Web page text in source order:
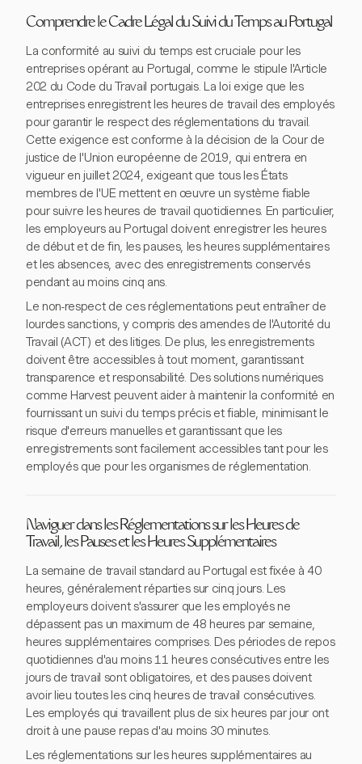
Comprendre le Cadre Légal du Suivi du Temps au Portugal
La conformité au suivi du temps est cruciale pour les
entreprises opérant au Portugal, comme le stipule l'Article
202 du Code du Travail portugais. La loi exige que les
entreprises enregistrent les heures de travail des employés
pour garantir le respect des réglementations du travail.
Cette exigence est conforme à la décision de la Cour de
justice de l'Union européenne de 2019, qui entrera en
vigueur en juillet 2024, exigeant que tous les États
membres de l'UE mettent en œuvre un système fiable
pour suivre les heures de travail quotidiennes. En particulier,
les employeurs au Portugal doivent enregistrer les heures
de début et de fin, les pauses, les heures supplémentaires
et les absences, avec des enregistrements conservés
pendant au moins cinq ans.
Le non-respect de ces réglementations peut entraîner de
lourdes sanctions, y compris des amendes de l'Autorité du
Travail (ACT) et des litiges. De plus, les enregistrements
doivent être accessibles à tout moment, garantissant
transparence et responsabilité. Des solutions numériques
comme Harvest peuvent aider à maintenir la conformité en
fournissant un suivi du temps précis et fiable, minimisant le
risque d'erreurs manuelles et garantissant que les
enregistrements sont facilement accessibles tant pour les
employés que pour les organismes de réglementation.
Naviguer dans les Réglementations sur les Heures de
Travail, les Pauses et les Heures Supplémentaires
La semaine de travail standard au Portugal est fixée à 40
heures, généralement réparties sur cinq jours. Les
employeurs doivent s'assurer que les employés ne
dépassent pas un maximum de 48 heures par semaine,
heures supplémentaires comprises. Des périodes de repos
quotidiennes d'au moins 11 heures consécutives entre les
jours de travail sont obligatoires, et des pauses doivent
avoir lieu toutes les cinq heures de travail consécutives.
Les employés qui travaillent plus de six heures par jour ont
droit à une pause repas d'au moins 30 minutes.
Les réglementations sur les heures supplémentaires au